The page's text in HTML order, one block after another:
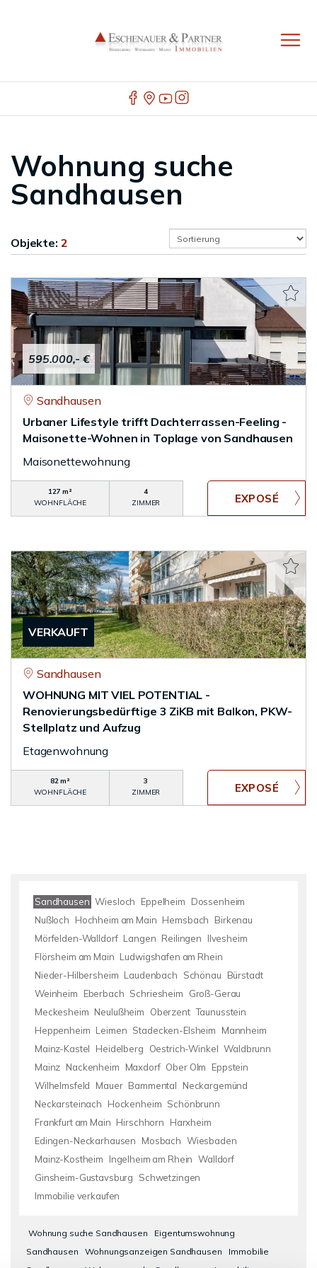
Wohnung suche
Sandhausen
Objekte: 2
595.000,- €
Sandhausen
Urbaner Lifestyle trifft Dachterrassen-Feeling -
Maisonette-Wohnen in Toplage von Sandhausen
Maisonettewohnung
127 m²
WOHNFLÄCHE
4
ZIMMER
VERKAUFT
Sandhausen
WOHNUNG MIT VIEL POTENTIAL -
Renovierungsbedürftige 3 ZiKB mit Balkon, PKW-
Stellplatz und Aufzug
Etagenwohnung
82 m²
WOHNFLÄCHE
3
ZIMMER
Sandhausen Wiesloch Eppelheim
Dossenheim
Nußloch
Hochheim am Main Hemsbach
Birkenau
Mörfelden-Walldorf Langen Reilingen
Ilvesheim
Flörsheim am Main Ludwigshafen am Rhein
Nieder-Hilbersheim Laudenbach Schönau
Bürstadt
Weinheim
Eberbach Schriesheim
Groß-Gerau
Meckesheim Neulußheim Oberzent Taunusstein
Heppenheim Leimen Stadecken-Elsheim
Mannheim
Mainz-Kastel
Heidelberg Oestrich-Winkel Waldbrunn
Mainz Nackenheim Maxdorf Ober Olm
Eppstein
Wilhelmsfeld
Mauer Bammental
Neckargemünd
Neckarsteinach
Hockenheim Schönbrunn
Frankfurt am Main Hirschhorn
Harxheim
Edingen-Neckarhausen
Mosbach Wiesbaden
Mainz-Kostheim
Ingelheim am Rhein Walldorf
Ginsheim-Gustavsburg
Schwetzingen
Immobilie verkaufen
Wohnung suche Sandhausen
Eigentumswohnung
Sandhausen
Wohnungsanzeigen Sandhausen
Immobilie